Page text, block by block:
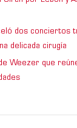
dos conciertos
delicada cirugía
Weezer que